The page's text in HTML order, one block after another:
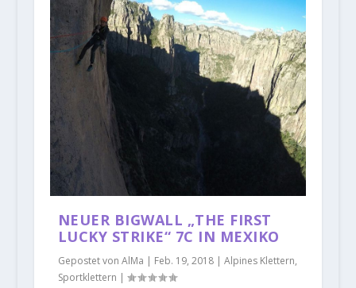
NEUER BIGWALL „THE FIRST
LUCKY STRIKE“ 7C IN MEXIKO
Gepostet von AlMa | Feb. 19, 2018| Alpines Klettern,
Sportklettern |